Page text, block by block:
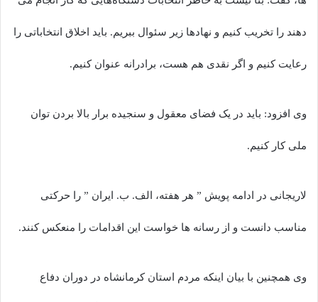
دهند را تخریب کنیم و نهادها زیر سئوال ببریم. باید اخلاق انتخاباتی را
رعایت کنیم و اگر نقدی هم هست، برادرانه عنوان کنیم.
وی افزود: باید در یک فضای معقول و سنجیده برار بالا بردن توان
ملی کار کنیم.
لاریجانی در ادامه پویش ” هر هفته، الف. ب. ایران ” را حرکتی
مناسب دانست و از رسانه ها خواست این اقدامات را منعکس کنند.
وی همچنین با بیان اینکه مردم استان کرمانشاه در دوران دفاع